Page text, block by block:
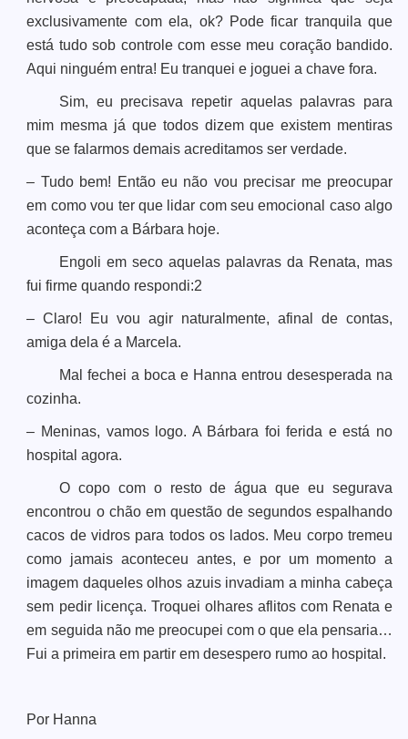
exclusivamente com ela, ok? Pode ficar tranquila que
está tudo sob controle com esse meu coração bandido.
Aqui ninguém entra! Eu tranquei e joguei a chave fora.
Sim, eu precisava repetir aquelas palavras para
mim mesma já que todos dizem que existem mentiras
que se falarmos demais acreditamos ser verdade.
– Tudo bem! Então eu não vou precisar me preocupar
em como vou ter que lidar com seu emocional caso algo
aconteça com a Bárbara hoje.
Engoli em seco aquelas palavras da Renata, mas
fui firme quando respondi:2
– Claro! Eu vou agir naturalmente, afinal de contas,
amiga dela é a Marcela.
Mal fechei a boca e Hanna entrou desesperada na
cozinha.
– Meninas, vamos logo. A Bárbara foi ferida e está no
hospital agora.
O copo com o resto de água que eu segurava
encontrou o chão em questão de segundos espalhando
cacos de vidros para todos os lados. Meu corpo tremeu
como jamais aconteceu antes, e por um momento a
imagem daqueles olhos azuis invadiam a minha cabeça
sem pedir licença. Troquei olhares aflitos com Renata e
em seguida não me preocupei com o que ela pensaria…
Fui a primeira em partir em desespero rumo ao hospital.
Por Hanna